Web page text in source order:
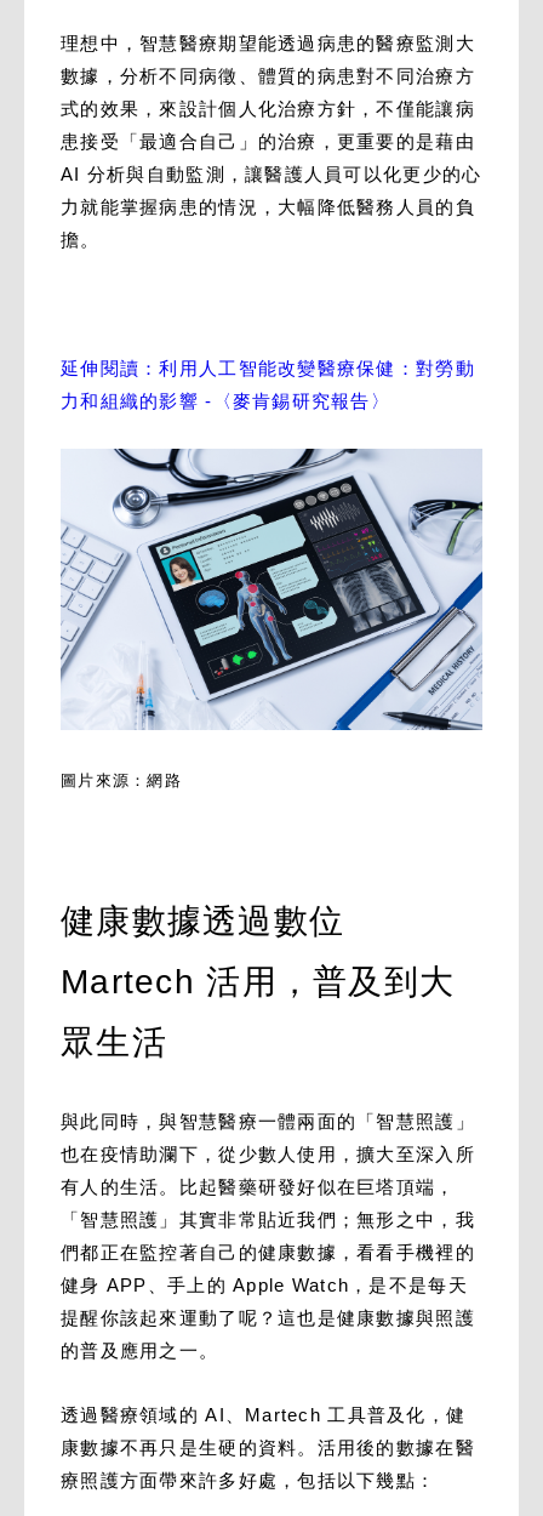
理想中，智慧醫療期望能透過病患的醫療監測大
數據，分析不同病徵、體質的病患對不同治療方
式的效果，來設計個人化治療方針，不僅能讓病
患接受「最適合自己」的治療，更重要的是藉由
AI 分析與自動監測，讓醫護人員可以化更少的心
力就能掌握病患的情況，大幅降低醫務人員的負
擔。
延伸閱讀：利用人工智能改變醫療保健：對勞動
力和組織的影響 -〈麥肯錫研究報告〉
圖片來源：網路
健康數據透過數位
Martech 活用，普及到大
眾生活
與此同時，與智慧醫療一體兩面的「智慧照護」
也在疫情助瀾下，從少數人使用，擴大至深入所
有人的生活。比起醫藥研發好似在巨塔頂端，
「智慧照護」其實非常貼近我們；無形之中，我
們都正在監控著自己的健康數據，看看手機裡的
健身 APP、手上的 Apple Watch，是不是每天
提醒你該起來運動了呢？這也是健康數據與照護
的普及應用之一。
透過醫療領域的 AI、Martech 工具普及化，健
康數據不再只是生硬的資料。活用後的數據在醫
療照護方面帶來許多好處，包括以下幾點：